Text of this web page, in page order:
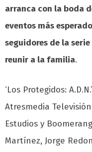
arranca con la boda
eventos más
seguidores de la
reunir a la familia.
‘Los Protegidos:
Atresmedia
Estudios y
Martínez, Jorge